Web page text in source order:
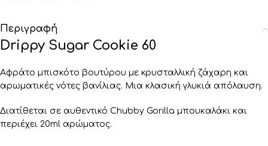
Περιγραφή
Drippy Sugar Cookie 60
Αφράτο μπισκότο βουτύρου με κρυσταλλική ζάχαρη και
αρωματικές νότες βανίλιας. Μια κλασική γλυκιά απόλαυση.
Διατίθεται σε αυθεντικό Chubby Gorilla μπουκαλάκι και
περιέχει 20ml αρώματος.